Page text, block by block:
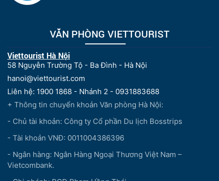
VĂN PHÒNG VIETTOURIST
Viettourist Hà Nội
58 Nguyễn Trường Tộ - Ba Đình - Hà Nội
hanoi@viettourist.com
Liên hệ: 1900 1868 - Nhánh 2 - 0931883688
+ Thông tin chuyển khoản Văn phòng Hà Nội:
- Chủ tài khoản: Công ty Cổ phần Du lịch Bosstrips
- Tài khoản VNĐ: 0011004386396
- Ngân hàng: Ngân Hàng Ngoại Thương Việt Nam –
Vietcombank.